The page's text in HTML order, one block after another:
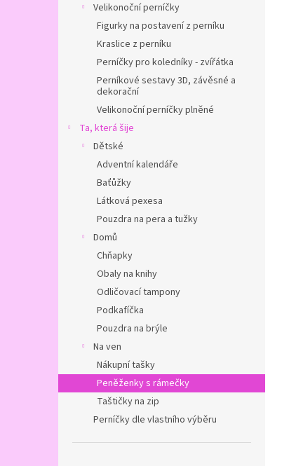
Velikonoční perníčky
Figurky na postavení z perníku
Kraslice z perníku
Perníčky pro koledníky - zvířátka
Perníkové sestavy 3D, závěsné a
dekorační
Velikonoční perníčky plněné
Ta, která šije
Dětské
Adventní kalendáře
Baťůžky
Látková pexesa
Pouzdra na pera a tužky
Domů
Chňapky
Obaly na knihy
Odličovací tampony
Podkafíčka
Pouzdra na brýle
Na ven
Nákupní tašky
Peněženky s rámečky
Taštičky na zip
Perníčky dle vlastního výběru